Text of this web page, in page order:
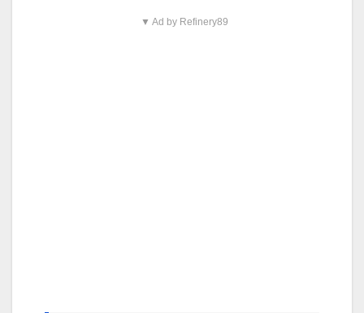
▼ Ad by Refinery89